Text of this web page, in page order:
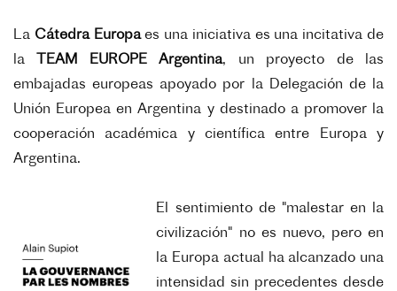
La Cátedra Europaes una iniciativa es una incitativa de
la
TEAM EUROPE Argentina, un proyecto de las
embajadas europeas apoyado por la Delegación de la
Unión Europea en Argentina y destinado a promover la
cooperación académica y científica entre Europa y
Argentina.
El sentimiento de "malestar en la
civilización" no es nuevo, pero en
la Europa actual ha alcanzado una
intensidad sin precedentes desde